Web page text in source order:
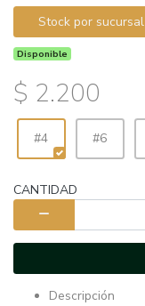
Stock por sucursal
Disponible
$ 2.200
#4 #6
CANTIDAD
Descripción